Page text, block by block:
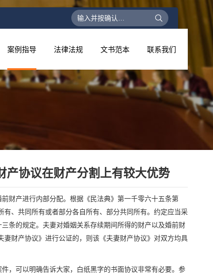
搜
索：
案例指导 法律法规 文书范本 联系我们
产协议在财产分割上有较大优势
财产进行内部分配。根据《民法典》第一千零六十五条第
、共同所有或者部分各自所有、部分共同所有。约定应当采
条的规定。夫妻对婚姻关系存续期间所得的财产以及婚前财
财产协议》进行公证的，则该《夫妻财产协议》对双方均具
，可以明确告诉大家，白纸黑字的书面协议非常有必要。参